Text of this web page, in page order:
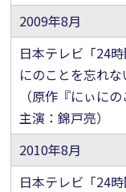
2009年8月
日本テレビ「24
にのことを忘れ
（原作『にぃに
主演：錦戸亮）
2010年8月
日本テレビ「24